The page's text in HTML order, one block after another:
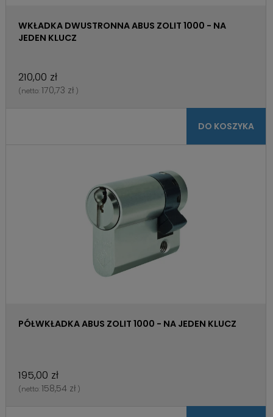
WKŁADKA DWUSTRONNA ABUS ZOLIT 1000 - NA
JEDEN KLUCZ
210,00 zł
(netto: 170,73 zł )
DO KOSZYKA
PÓŁWKŁADKA ABUS ZOLIT 1000 - NA JEDEN KLUCZ
195,00 zł
(netto: 158,54 zł )